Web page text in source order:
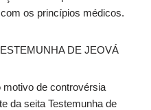
os princípios médicos.
DE JEOVÁ
de controvérsia
da seita Testemunha de